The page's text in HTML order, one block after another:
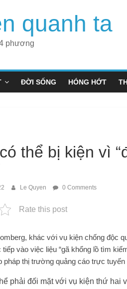
quanh ta
phương
ĐỜI SỐNG HÓNG HỚT
thể bị kiện vì
Le Quyen 0 Comments
Rate this post
khác với vụ kiện chống độc
vào việc liệu “gã khổng lồ tìm
pháp thị trường quảng cáo trực tuyến